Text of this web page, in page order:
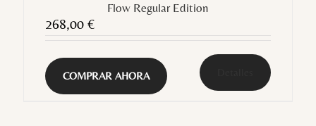
Flow Regular Edition
268,00 €
COMPRAR AHORA